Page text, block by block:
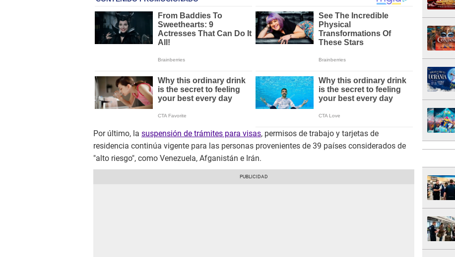
Por último, la suspensión de trámites para visas, permisos de trabajo y tarjetas de
residencia continúa vigente para las personas provenientes de 39 países considerados de
"alto riesgo", como Venezuela, Afganistán e Irán.